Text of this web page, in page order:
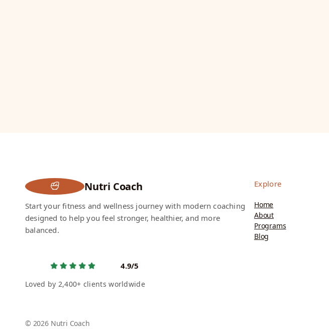
Nutri Coach
Start your fitness and wellness journey with modern coaching
designed to help you feel stronger, healthier, and more
balanced.
4.9/5
Loved by 2,400+ clients worldwide
Explore
Home
About
Programs
Blog
© 2026 Nutri Coach